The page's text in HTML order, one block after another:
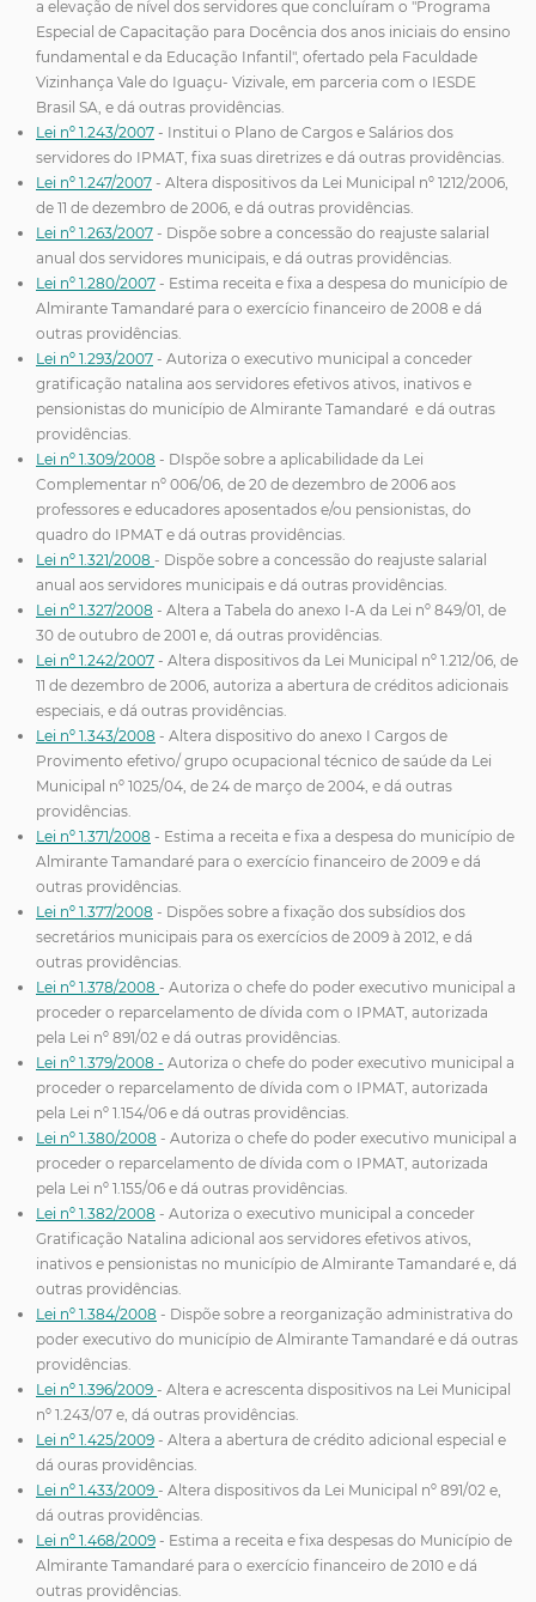
a elevação de nível dos servidores que concluíram o "Programa
Especial de Capacitação para Docência dos anos iniciais do ensino
fundamental e da Educação Infantil", ofertado pela Faculdade
Vizinhança Vale do Iguaçu- Vizivale, em parceria com o IESDE
Brasil SA, e dá outras providências.
Lei nº 1.243/2007 - Institui o Plano de Cargos e Salários dos
servidores do IPMAT, fixa suas diretrizes e dá outras providências.
Lei nº 1.247/2007 - Altera dispositivos da Lei Municipal nº 1212/2006,
de 11 de dezembro de 2006, e dá outras providências.
Lei nº 1.263/2007 - Dispõe sobre a concessão do reajuste salarial
anual dos servidores municipais, e dá outras providências.
Lei nº 1.280/2007 - Estima receita e fixa a despesa do município de
Almirante Tamandaré para o exercício financeiro de 2008 e dá
outras providências.
Lei nº 1.293/2007 - Autoriza o executivo municipal a conceder
gratificação natalina aos servidores efetivos ativos, inativos e
pensionistas do município de Almirante Tamandaré e dá outras
providências.
Lei nº 1.309/2008 - DIspõe sobre a aplicabilidade da Lei
Complementar nº 006/06, de 20 de dezembro de 2006 aos
professores e educadores aposentados e/ou pensionistas, do
quadro do IPMAT e dá outras providências.
Lei nº 1.321/2008 - Dispõe sobre a concessão do reajuste salarial
anual aos servidores municipais e dá outras providências.
Lei nº 1.327/2008 - Altera a Tabela do anexo I-A da Lei nº 849/01, de
30 de outubro de 2001 e, dá outras providências.
Lei nº 1.242/2007 - Altera dispositivos da Lei Municipal nº 1.212/06, de
11 de dezembro de 2006, autoriza a abertura de créditos adicionais
especiais, e dá outras providências.
Lei nº 1.343/2008 - Altera dispositivo do anexo I Cargos de
Provimento efetivo/ grupo ocupacional técnico de saúde da Lei
Municipal nº 1025/04, de 24 de março de 2004, e dá outras
providências.
Lei nº 1.371/2008 - Estima a receita e fixa a despesa do município de
Almirante Tamandaré para o exercício financeiro de 2009 e dá
outras providências.
Lei nº 1.377/2008 - Dispões sobre a fixação dos subsídios dos
secretários municipais para os exercícios de 2009 à 2012, e dá
outras providências.
Lei nº 1.378/2008 - Autoriza o chefe do poder executivo municipal a
proceder o reparcelamento de dívida com o IPMAT, autorizada
pela Lei nº 891/02 e dá outras providências.
Lei nº 1.379/2008 - Autoriza o chefe do poder executivo municipal a
proceder o reparcelamento de dívida com o IPMAT, autorizada
pela Lei nº 1.154/06 e dá outras providências.
Lei nº 1.380/2008 - Autoriza o chefe do poder executivo municipal a
proceder o reparcelamento de dívida com o IPMAT, autorizada
pela Lei nº 1.155/06 e dá outras providências.
Lei nº 1.382/2008 - Autoriza o executivo municipal a conceder
Gratificação Natalina adicional aos servidores efetivos ativos,
inativos e pensionistas no município de Almirante Tamandaré e, dá
outras providências.
Lei nº 1.384/2008 - Dispõe sobre a reorganização administrativa do
poder executivo do município de Almirante Tamandaré e dá outras
providências.
Lei nº 1.396/2009 - Altera e acrescenta dispositivos na Lei Municipal
nº 1.243/07 e, dá outras providências.
Lei nº 1.425/2009 - Altera a abertura de crédito adicional especial e
dá ouras providências.
Lei nº 1.433/2009 - Altera dispositivos da Lei Municipal nº 891/02 e,
dá outras providências.
Lei nº 1.468/2009 - Estima a receita e fixa despesas do Município de
Almirante Tamandaré para o exercício financeiro de 2010 e dá
outras providências.